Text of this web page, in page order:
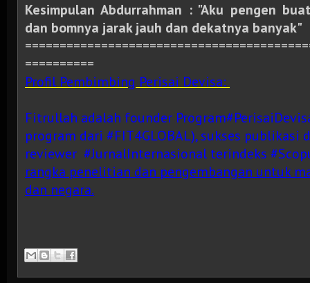
Kesimpulan Abdurrahman : "Aku pengen
dan bomnya jarak jauh dan dekatnya banyak"
==========
Profil Pembimbing Perisai Devisa:
Fitrullah adalah founder
program dari #FIT4GLOBAL), sukses publikasi
reviewer #JurnalInternasional terindeks
rangka penelitian dan pengembangan untuk
dan negara.